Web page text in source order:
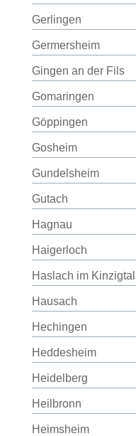
Gerlingen
Germersheim
Gingen an der Fils
Gomaringen
Göppingen
Gosheim
Gundelsheim
Gutach
Hagnau
Haigerloch
Haslach im Kinzigtal
Hausach
Hechingen
Heddesheim
Heidelberg
Heilbronn
Heimsheim